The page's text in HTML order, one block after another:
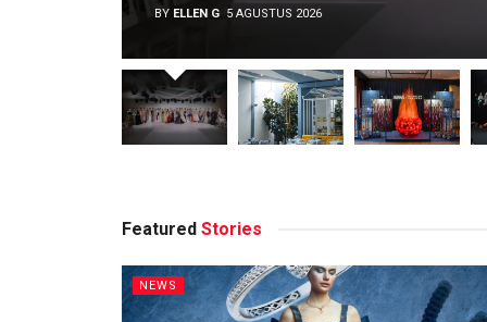
BY ELLEN G 5 AGUSTUS 2026
Featured Stories
NEWS